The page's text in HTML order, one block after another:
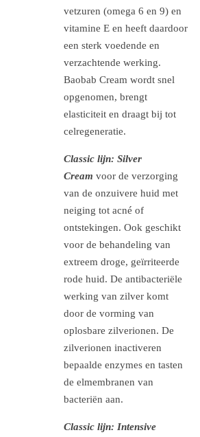
vetzuren (omega 6 en 9) en
vitamine E en heeft daardoor
een sterk voedende en
verzachtende werking.
Baobab Cream wordt snel
opgenomen, brengt
elasticiteit en draagt bij tot
celregeneratie.
Classic lijn: Silver
Cream voor de verzorging
van de onzuivere huid met
neiging tot acné of
ontstekingen. Ook geschikt
voor de behandeling van
extreem droge, geïrriteerde
rode huid. De antibacteriële
werking van zilver komt
door de vorming van
oplosbare zilverionen. De
zilverionen inactiveren
bepaalde enzymes en tasten
de elmembranen van
bacteriën aan.
Classic lijn: Intensive